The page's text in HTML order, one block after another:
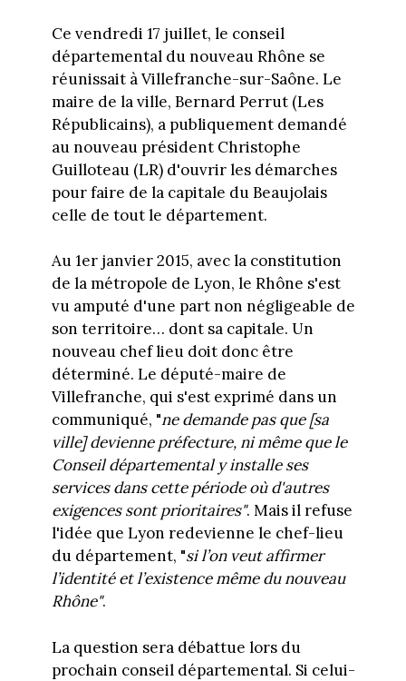
Ce vendredi 17 juillet, le conseil
départemental du nouveau Rhône se
réunissait à Villefranche-sur-Saône. Le
maire de la ville, Bernard Perrut (Les
Républicains), a publiquement demandé
au nouveau président Christophe
Guilloteau (LR) d'ouvrir les démarches
pour faire de la capitale du Beaujolais
celle de tout le département.
Au 1er janvier 2015, avec la constitution
de la métropole de Lyon, le Rhône s'est
vu amputé d'une part non négligeable de
son territoire… dont sa capitale. Un
nouveau chef lieu doit donc être
déterminé. Le député-maire de
Villefranche, qui s'est exprimé dans un
communiqué, "ne demande pas que [sa
ville] devienne préfecture, ni même que le
Conseil départemental y installe ses
services dans cette période où d'autres
exigences sont prioritaires". Mais il refuse
l'idée que Lyon redevienne le chef-lieu
du département, "si l’on veut affirmer
l’identité et l’existence même du nouveau
Rhône".
La question sera débattue lors du
prochain conseil départemental. Si celui-